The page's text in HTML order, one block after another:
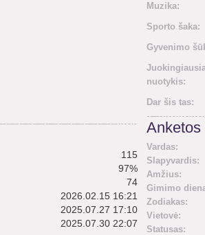
115
97%
74
2026.02.15 16:21
2025.07.27 17:10
2025.07.30 22:07
Muzika:
Sporto šaka:
Gyvenimo
nuotykis:
Dar šis tas:
Anketos
Vardas:
Slapyvardis:
Amžius:
Gimimo
Zodiakas:
Vietovė:
Statusas: